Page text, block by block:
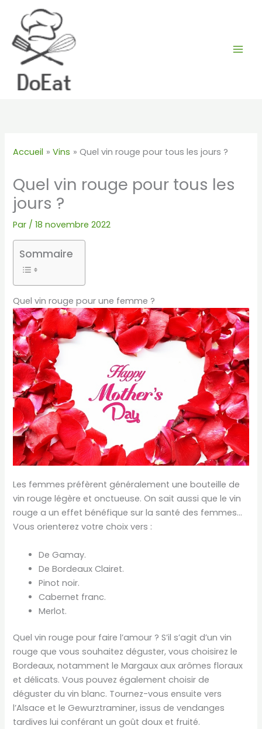
contenu
Accueil Vins Quel vin rouge pour tous les jours ?
Quel vin rouge pour tous les
jours ?
Par /18 novembre 2022
Sommaire
Quel vin rouge pour une femme ?
Les femmes préfèrent généralement une bouteille de
vin rouge légère et onctueuse. On sait aussi que le vin
rouge a un effet bénéfique sur la santé des femmes…
Vous orienterez votre choix vers :
De Gamay.
De Bordeaux Clairet.
Pinot noir.
Cabernet franc.
Merlot.
Quel vin rouge pour faire l’amour ? S’il s’agit d’un vin
rouge que vous souhaitez déguster, vous choisirez le
Bordeaux, notamment le Margaux aux arômes floraux
et délicats. Vous pouvez également choisir de
déguster du vin blanc. Tournez-vous ensuite vers
l’Alsace et le Gewurztraminer, issus de vendanges
tardives lui conférant un goût doux et fruité.